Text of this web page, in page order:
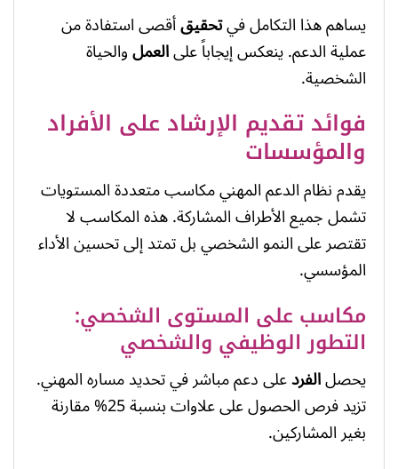
يساهم هذا التكامل فيتحقيقأقصى استفادة من
عملية الدعم. ينعكس إيجاباً علىالعملوالحياة
الشخصية.
فوائد تقديم الإرشاد على الأفراد
والمؤسسات
يقدم نظام الدعم المهني مكاسب متعددة المستويات
تشمل جميع الأطراف المشاركة. هذه المكاسب لا
تقتصر على النمو الشخصي بل تمتد إلى تحسين الأداء
المؤسسي.
مكاسب على المستوى الشخصي:
التطور الوظيفي والشخصي
يحصلالفردعلى دعم مباشر في تحديد مساره المهني.
تزيد فرص الحصول على علاوات بنسبة 25% مقارنة
بغير المشاركين.